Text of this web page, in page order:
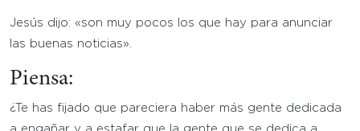
Jesús dijo: «son muy pocos los que hay para anunciar
las buenas noticias».
Piensa:
¿Te has fijado que pareciera haber más gente dedicada